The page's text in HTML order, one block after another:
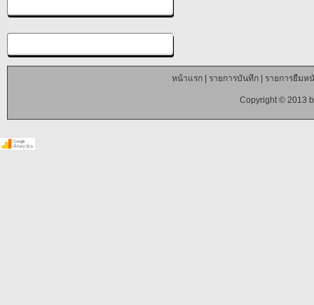
หน้าแรก| รายการบันทึก| รายการยืมห
Copyright © 2013